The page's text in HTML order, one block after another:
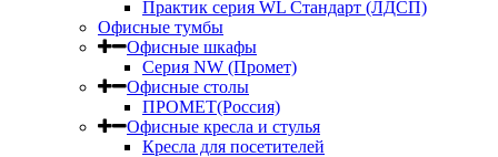
Практик серия WL Стандарт (ЛДСП)
Офисные тумбы
Офисные шкафы
Серия NW (Промет)
Офисные столы
ПРОМЕТ(Россия)
Офисные кресла и стулья
Кресла для посетителей